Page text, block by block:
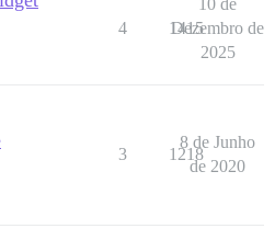
4 1415
Dezembro de
2025
3 1218
8 de Junho
de 2020